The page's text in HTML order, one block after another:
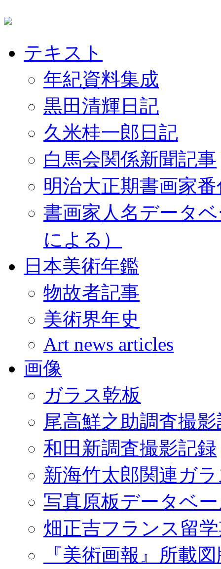
テキスト
年紀資料集成
黒田清輝日記
久米桂一郎日記
白馬会関係新聞記事
明治大正期書画家
書画家人名データ
による）
日本美術年鑑
物故者記事
美術界年史
Art news articles
画像
ガラス乾板
尾高鮮之助調査撮
和田新調査撮影記録
新海竹太郎関連ガ
写真原板データベ
畑正吉フランス留
『美術画報』所載